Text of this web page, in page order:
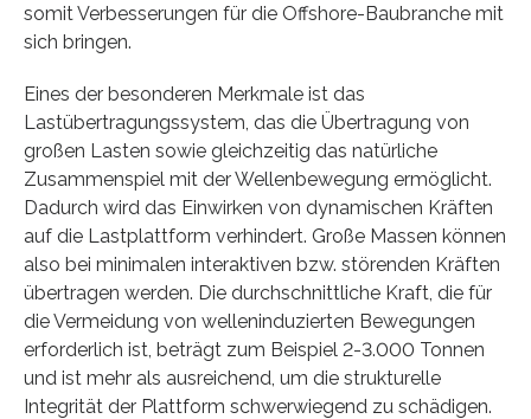
somit Verbesserungen für die Offshore-Baubranche mit
sich bringen.
Eines der besonderen Merkmale ist das
Lastübertragungssystem, das die Übertragung von
großen Lasten sowie gleichzeitig das natürliche
Zusammenspiel mit der Wellenbewegung ermöglicht.
Dadurch wird das Einwirken von dynamischen Kräften
auf die Lastplattform verhindert. Große Massen können
also bei minimalen interaktiven bzw. störenden Kräften
übertragen werden. Die durchschnittliche Kraft, die für
die Vermeidung von welleninduzierten Bewegungen
erforderlich ist, beträgt zum Beispiel 2-3.000 Tonnen
und ist mehr als ausreichend, um die strukturelle
Integrität der Plattform schwerwiegend zu schädigen.